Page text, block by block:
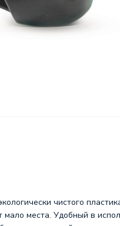
чистого
места. Удобный в